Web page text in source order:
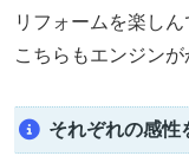
リフォームを楽し
こちらもエンジン
それぞれの感性